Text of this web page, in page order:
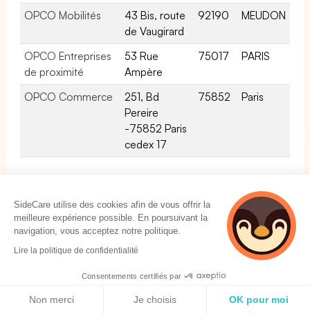
OPCO Mobilités
43 Bis, route
de Vaugirard
92190 MEUDON
OPCO Entreprises
de proximité
53 Rue
Ampère
75017 PARIS
OPCO Commerce
251, Bd
Pereire
-75852 Paris
cedex 17
75852 Paris
Les assurances obligatoires pour l'activité:
Activités des sociétés holding
Activités des sociétés holding n'est pas une activité
réglementée. Ainsi, aucune assurance de type
responsabilité civile (RC PRO) n'est obligatoire
spécifiquement pour l'exercice de cette activité.
SideCare utilise des cookies afin de vous offrir la
meilleure expérience possible. En poursuivant la
navigation, vous acceptez notre politique.
Lire la politique de confidentialité
Consentements certifiés par
Non merci Je choisis OK pour moi